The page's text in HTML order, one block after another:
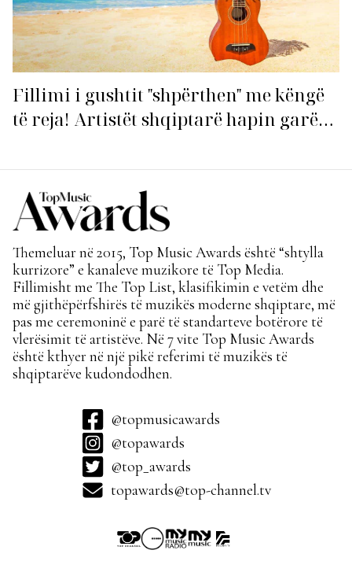
Fillimi i gushtit "shpërthen" me këngë
të reja! Artistët shqiptarë hapin garën
Themeluar në 2015, Top Music Awards është “shtylla
kurrizore” e kanaleve muzikore të Top Media.
Fillimisht me The Top List, klasifikimin e vetëm dhe
më gjithëpërfshirës të muzikës moderne shqiptare, më
pas me ceremoninë e parë të standarteve botërore të
vlerësimit të artistëve. Në 7 vite Top Music Awards
është kthyer në një pikë referimi të muzikës të
shqiptarëve kudondodhen.
@topmusicawards
@topawards
@top_awards
topawards@top-channel.tv